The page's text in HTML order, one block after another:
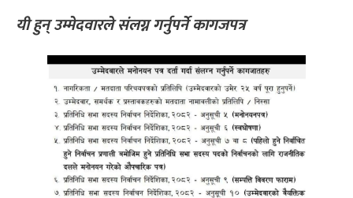
यी हुन् उम्मेदवारले संलग्न गर्नुपर्ने कागजपत्र